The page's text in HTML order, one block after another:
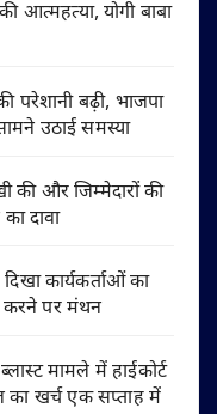
आत्महत्या, योगी बाबा
की परेशानी बढ़ी, भाजपा
उठाई समस्या
की और जिम्मेदारों की
दावा
कार्यकर्ताओं का
पर मंथन
मामले में हाईकोर्ट
खर्च एक सप्ताह में